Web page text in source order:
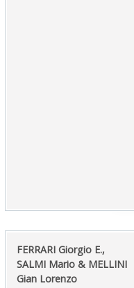
‎FERRARI Giorgio E.,
SALMI Mario & MELLINI
Gian Lorenzo‎